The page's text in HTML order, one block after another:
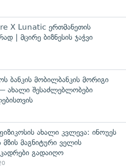
X Lunatic ერთმანეთის
| მცირე ბიზნესის ჯაჭვი
ბანკის მობილბანკის მორიგი
ახალი შესაძლებლობები
ახალი კვლევა: ინოუეს
მაგნიტური ველის
გადაიღო